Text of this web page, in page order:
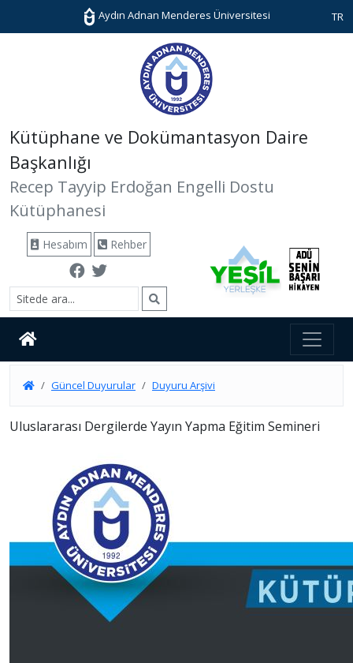
Aydın Adnan Menderes Üniversitesi TR
Kütüphane ve Dokümantasyon Daire
Başkanlığı
Recep Tayyip Erdoğan Engelli Dostu
Kütüphanesi
Hesabım Rehber
Güncel Duyurular Duyuru Arşivi
Uluslararası Dergilerde Yayın Yapma Eğitim Semineri